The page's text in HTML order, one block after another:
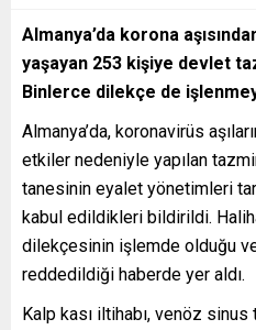
Almanya’da korona
yaşayan 253 kişiye devlet
Binlerce dilekçe de
Almanya’da, koronavirüs
etkiler nedeniyle yapılan
tanesinin eyalet yönetimleri
kabul edildikleri bildirildi.
dilekçesinin işlemde olduğu
reddedildiği haberde yer aldı.
Kalp kası iltihabı, venöz